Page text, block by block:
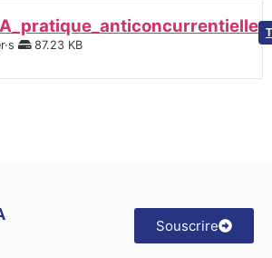
87.23 KB
Souscrire